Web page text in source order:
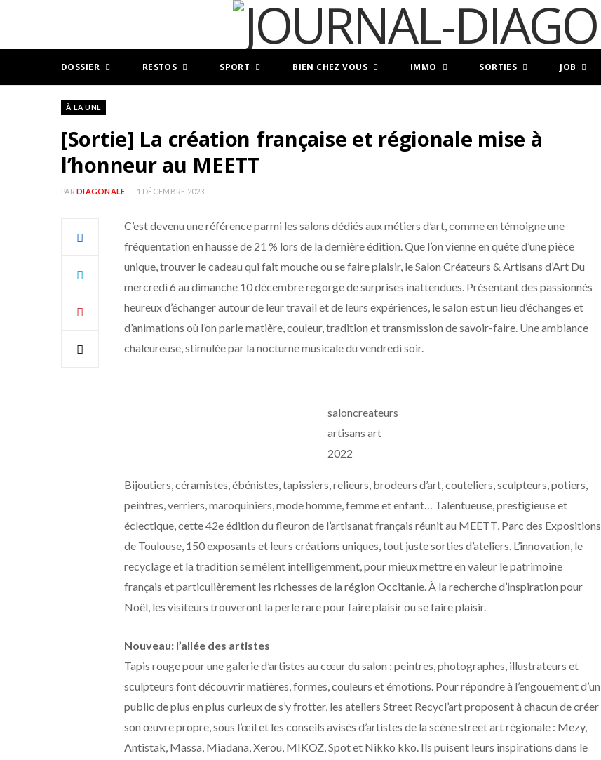
DOSSIER RESTOS SPORT BIEN CHEZ VOUS IMMO SORTIES JOB
À LA UNE
[Sortie] La création française et régionale mise à
l’honneur au MEETT
PAR DIAGONALE 1 DÉCEMBRE 2023
C’est devenu une référence parmi les salons dédiés aux métiers d’art, comme en témoigne une
fréquentation en hausse de 21 % lors de la dernière édition. Que l’on vienne en quête d’une pièce
unique, trouver le cadeau qui fait mouche ou se faire plaisir, le Salon Créateurs & Artisans d’Art Du
mercredi 6 au dimanche 10 décembre regorge de surprises inattendues. Présentant des passionnés
heureux d’échanger autour de leur travail et de leurs expériences, le salon est un lieu d’échanges et
d’animations où l’on parle matière, couleur, tradition et transmission de savoir-faire. Une ambiance
chaleureuse, stimulée par la nocturne musicale du vendredi soir.
saloncreateurs
artisans art
2022
Bijoutiers, céramistes, ébénistes, tapissiers, relieurs, brodeurs d’art, couteliers, sculpteurs, potiers,
peintres, verriers, maroquiniers, mode homme, femme et enfant… Talentueuse, prestigieuse et
éclectique, cette 42e édition du fleuron de l’artisanat français réunit au MEETT, Parc des Expositions
de Toulouse, 150 exposants et leurs créations uniques, tout juste sorties d’ateliers. L’innovation, le
recyclage et la tradition se mêlent intelligemment, pour mieux mettre en valeur le patrimoine
français et particulièrement les richesses de la région Occitanie. À la recherche d’inspiration pour
Noël, les visiteurs trouveront la perle rare pour faire plaisir ou se faire plaisir.
Nouveau: l’allée des artistes
Tapis rouge pour une galerie d’artistes au cœur du salon : peintres, photographes, illustrateurs et
sculpteurs font découvrir matières, formes, couleurs et émotions. Pour répondre à l’engouement d’un
public de plus en plus curieux de s’y frotter, les ateliers Street Recycl’art proposent à chacun de créer
son œuvre propre, sous l’œil et les conseils avisés d’artistes de la scène street art régionale : Mezy,
Antistak, Massa, Miadana, Xerou, MIKOZ, Spot et Nikko kko. Ils puisent leurs inspirations dans le